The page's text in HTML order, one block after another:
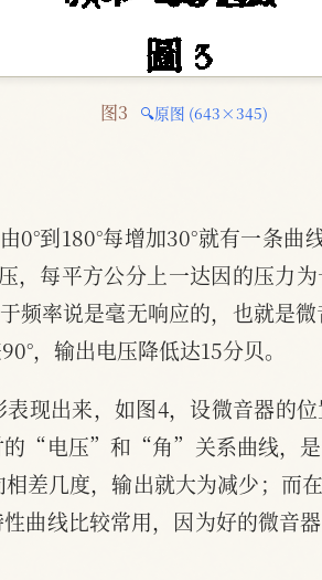
图3 🔍原图 (643×345)
0°到180°每增加30°就有一条
，每平方公分上一达因的压力
频率说是毫无响应的，也就是
，输出电压降低达15分贝。
现出来，如图4，设微音器的
的“电压”和“角”关系曲线，是
差几度，输出就大为减少；而
曲线比较常用，因为好的微